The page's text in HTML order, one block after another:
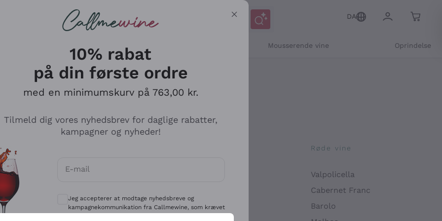
DA
Mousserende vine Oprindelse
Antinori
Ca' del Bosco
Gavi
Røde vine
Valpolicella
Cabernet Franc
Barolo
10% rabat
på din første ordre
med en minimumskurv på 763,00 kr.
Tilmeld dig vores nyhedsbrev for daglige rabatter,
kampagner og nyheder!
E-mail
Valgfrie samtykker for at modtage kommunikation og personlige tilbud
Jeg accepterer at modtage nyhedsbreve og
kampagnekommunikation fra Callmewine, som krævet